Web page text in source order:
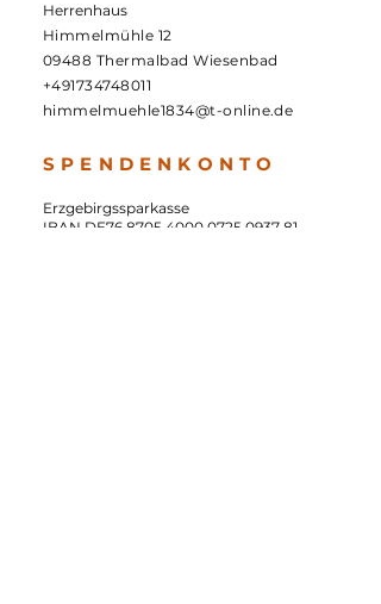
Herrenhaus
Himmelmühle 12
09488 Thermalbad Wiesenbad
+491734748011
himmelmuehle1834@t-online.de
S P E N D E N K O N T O
Erzgebirgssparkasse
IBAN DE76 8705 4000 0725 0937 81